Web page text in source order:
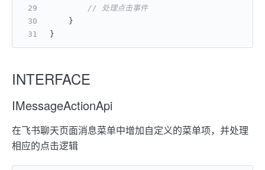
// 处理点击事件
    }
}
INTERFACE
IMessageActionApi
在飞书聊天页面消息菜单中增加自定义的菜单项，并处理
相应的点击逻辑